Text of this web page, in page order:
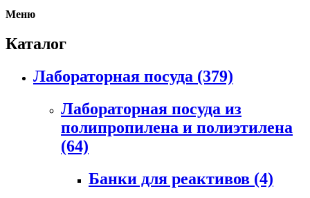
Меню
Каталог
Лабораторная посуда (379)
Лабораторная посуда из
полипропилена и полиэтилена
(64)
Банки для реактивов (4)